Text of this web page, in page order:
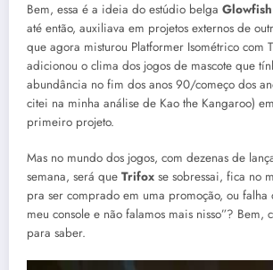
Bem, essa é a ideia do estúdio belga
até então, auxiliava em projetos externos de
que agora misturou Platformer Isométrico com
adicionou o clima dos jogos de mascote que
abundância no fim dos anos 90/começo dos
citei na minha análise de Kao the Kangaroo) em
primeiro projeto.
Mas no mundo dos jogos, com dezenas de
semana, será que Trifox se sobressai, fica no
pra ser comprado em uma promoção, ou
meu console e não falamos mais nisso”? Bem,
para saber.